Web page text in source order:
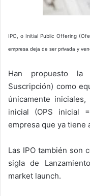
IPO, o Initial Public Offering
empresa deja de ser privada y
Han propuesto la
Suscripción) como
únicamente
inicial (OPS inicial
empresa que ya tiene
Las IPO también son
sigla de
market launch.